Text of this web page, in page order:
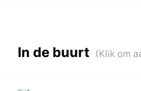
In de buurt